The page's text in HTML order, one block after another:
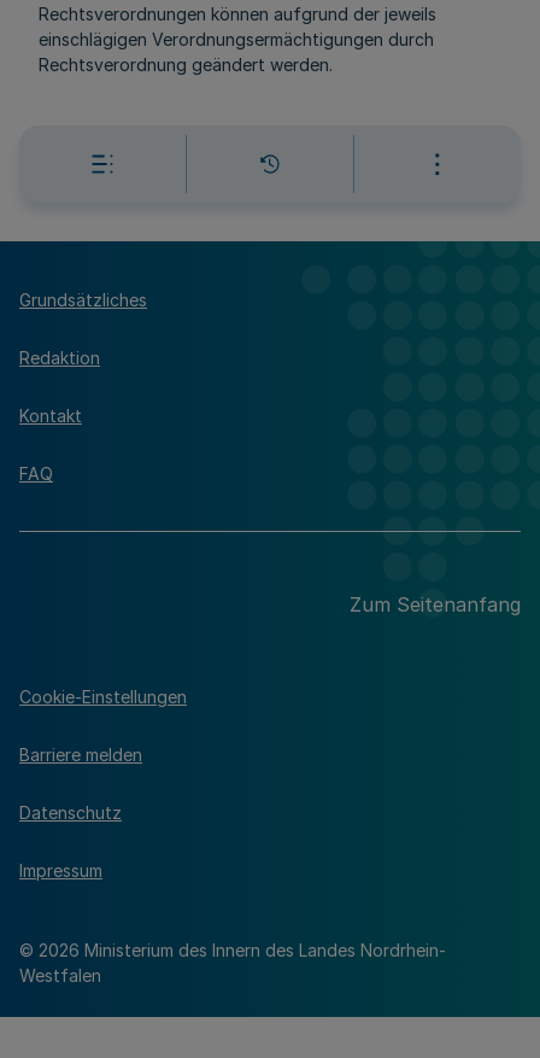
Rechtsverordnungen können aufgrund der jeweils
einschlägigen Verordnungsermächtigungen durch
Rechtsverordnung geändert werden.
Grundsätzliches
Redaktion
Kontakt
FAQ
Zum Seitenanfang
© 2026 Ministerium des Innern des Landes Nordrhein-
Westfalen
Cookie-Einstellungen
Barriere melden
Datenschutz
Impressum